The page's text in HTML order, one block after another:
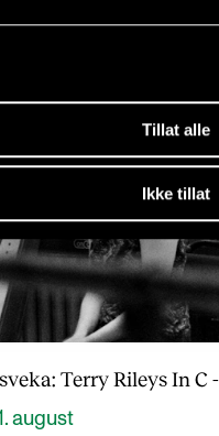
Tillat alle
Ikke tillat
Terry Rileys In C
august